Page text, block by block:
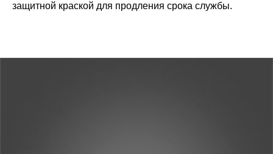
защитной краской для продления срока службы.